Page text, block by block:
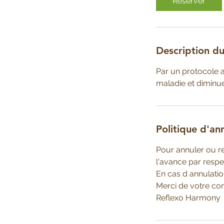
Description
Par un protocole
maladie et
Politique
Pour annuler ou
l'avance par
En cas d
Merci de votre
Reflexo Harmony